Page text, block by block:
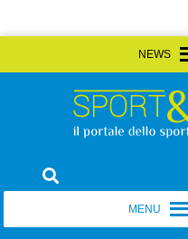
to
Sport&Impianti